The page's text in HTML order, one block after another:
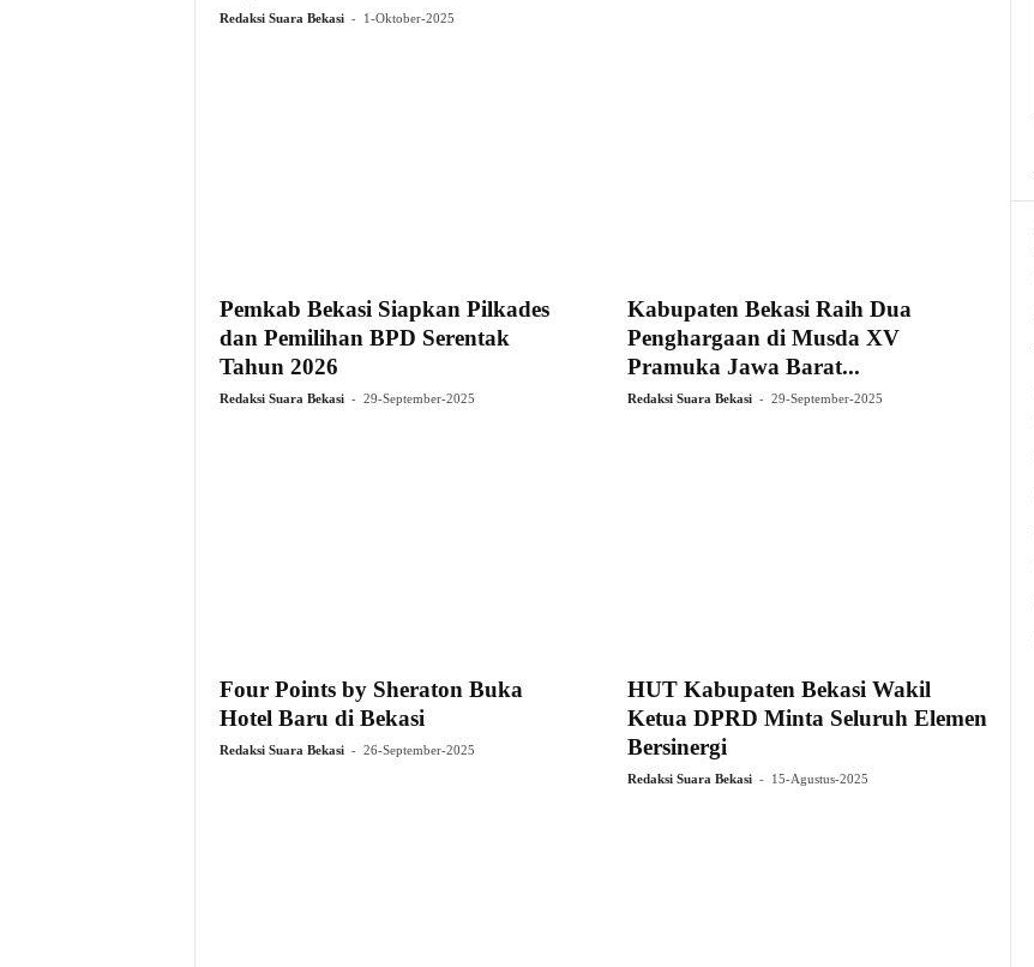
Redaksi Suara Bekasi - 1-Oktober-2025
Pemkab Bekasi Siapkan Pilkades
dan Pemilihan BPD Serentak
Tahun 2026
Redaksi Suara Bekasi - 29-September-2025
Kabupaten Bekasi Raih Dua
Penghargaan di Musda XV
Pramuka Jawa Barat...
Redaksi Suara Bekasi - 29-September-2025
Four Points by Sheraton Buka
Hotel Baru di Bekasi
Redaksi Suara Bekasi - 26-September-2025
HUT Kabupaten Bekasi Wakil
Ketua DPRD Minta Seluruh Elemen
Bersinergi
Redaksi Suara Bekasi - 15-Agustus-2025